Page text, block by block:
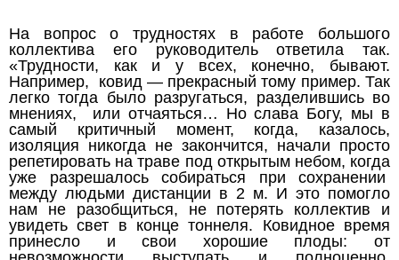
На вопрос о трудностях в работе большого
коллектива его руководитель ответила так.
«Трудности, как и у всех, конечно, бывают.
Например, ковид — прекрасный тому пример. Так
легко тогда было разругаться, разделившись во
мнениях, или отчаяться… Но слава Богу, мы в
самый критичный момент, когда, казалось,
изоляция никогда не закончится, начали просто
репетировать на траве под открытым небом, когда
уже разрешалось собираться при сохранении
между людьми дистанции в 2 м. И это помогло
нам не разобщиться, не потерять коллектив и
увидеть свет в конце тоннеля. Ковидное время
принесло и свои хорошие плоды: от